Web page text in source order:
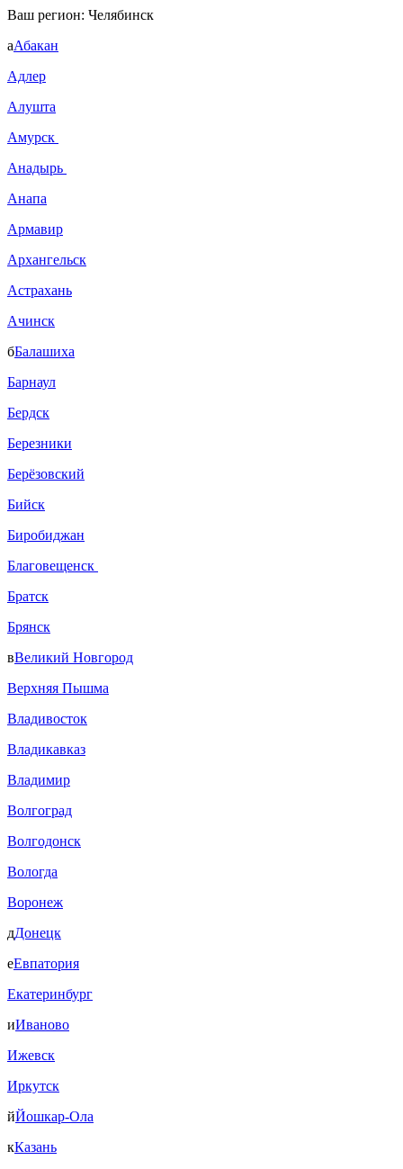
Ваш регион: Челябинск
аАбакан
Адлер
Алушта
Амурск
Анадырь
Анапа
Армавир
Архангельск
Астрахань
Ачинск
бБалашиха
Барнаул
Бердск
Березники
Берёзовский
Бийск
Биробиджан
Благовещенск
Братск
Брянск
вВеликий Новгород
Верхняя Пышма
Владивосток
Владикавказ
Владимир
Волгоград
Волгодонск
Вологда
Воронеж
дДонецк
еЕвпатория
Екатеринбург
иИваново
Ижевск
Иркутск
йЙошкар-Ола
кКазань